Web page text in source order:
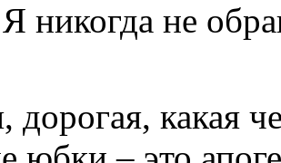
никогда не
дорогая, какая